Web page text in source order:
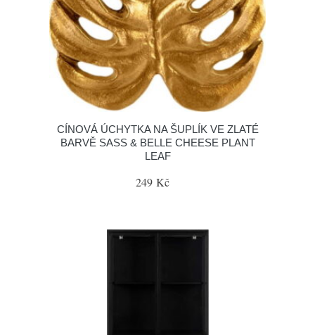
CÍNOVÁ ÚCHYTKA NA ŠUPLÍK VE ZLATÉ
BARVĚ SASS & BELLE CHEESE PLANT
LEAF
249 Kč